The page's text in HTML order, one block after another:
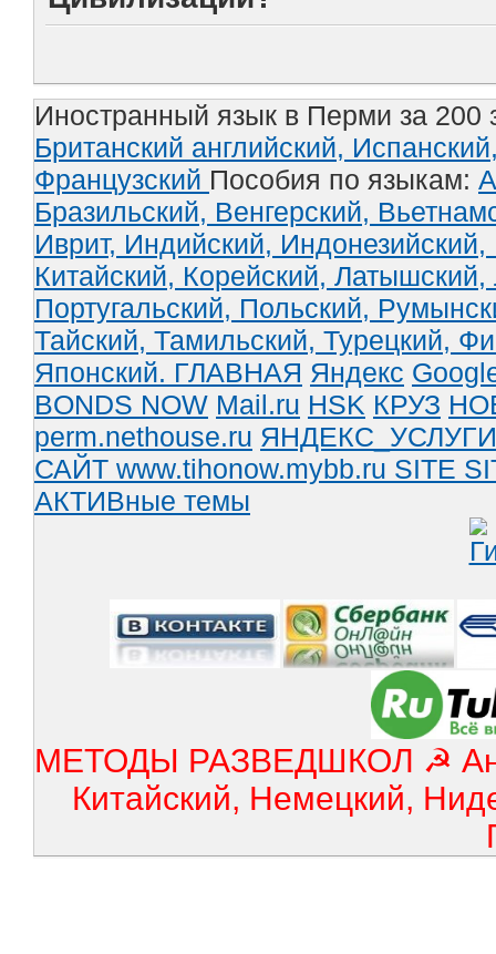
Иностранный язык в Перми за 200
Британский английский,
Французский Пособия по языкам:
Бразильский, Венгерский,
Иврит, Индийский, Индонезийский,
Китайский, Корейский, Латышский,
Португальский, Польский,
Тайский, Тамильский, Турецкий,
Японский. ГЛАВНАЯ Яндекс
BONDS NOW Mail.ru HSK КРУЗ
perm.nethouse.ru ЯНДЕКС_УСЛУГИ
САЙТ www.tihonow.mybb.ru SITE
АКТИВные темы
МЕТОДЫ РАЗВЕДШКОЛ ☭
Китайский, Немецкий,